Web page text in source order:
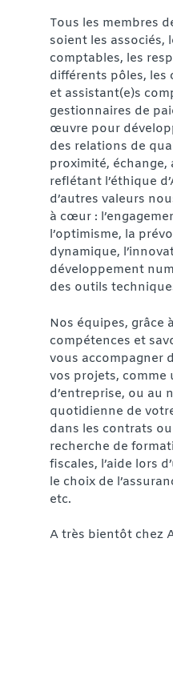
Tous les membres
soient les associés,
comptables, les
différents pôles, les
et assistant(e)s
gestionnaires de
œuvre pour
des relations de
proximité, échange,
reflétant l’éthique
d’autres valeurs
à cœur :
l’optimisme, la
dynamique,
développement
des outils
Nos équipes, grâce
compétences et
vous accompagner
vos projets, comme
d’entreprise, ou au
quotidienne de
dans les contrats
recherche de
fiscales, l’aide lors
le choix de
etc.
A très bientôt chez